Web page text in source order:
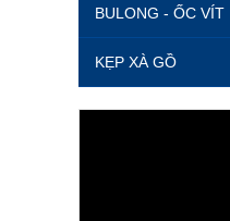
BULONG - ỐC VÍT
KẸP XÀ GỒ